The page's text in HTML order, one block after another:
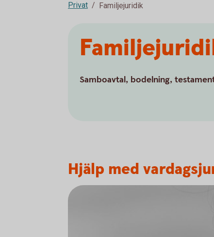
Privat Familjejuridik
Samboavtal, bodelning,
Hjälp med